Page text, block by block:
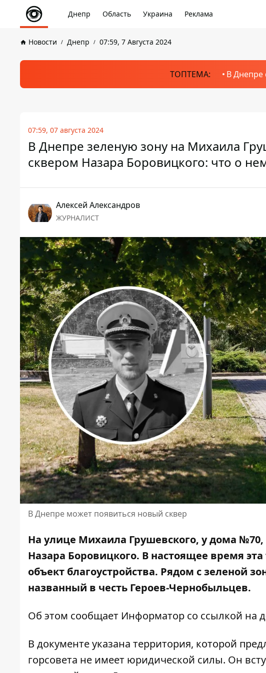
Днепр Область Украина Реклама
Новости Днепр 07:59, 7 Августа 2024
ТОПТЕМА: В Днепре
07:59, 07 августа 2024
В Днепре зеленую зону на Михаила
сквером Назара Боровицкого: что о
Алексей Александров
ЖУРНАЛИСТ
В Днепре может появиться новый сквер
На улице Михаила Грушевского, у дома №70,
Назара Боровицкого. В настоящее время
объект благоустройства. Рядом с зеленой
названный в честь Героев-Чернобыльцев.
Об этом сообщает Информатор со ссылкой на
В документе указана территория, которой
горсовета не имеет юридической силы. Он